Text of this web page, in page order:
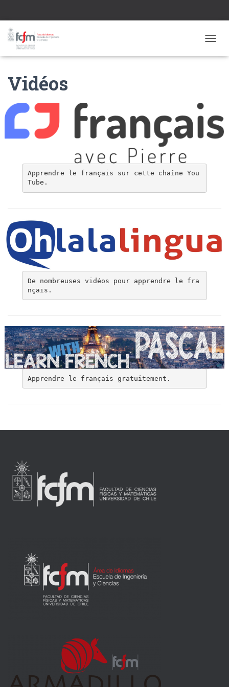
Vidéos
Apprendre le français sur cette chaîne You
Tube.
De nombreuses vidéos pour apprendre le fra
nçais.
Apprendre le français gratuitement.